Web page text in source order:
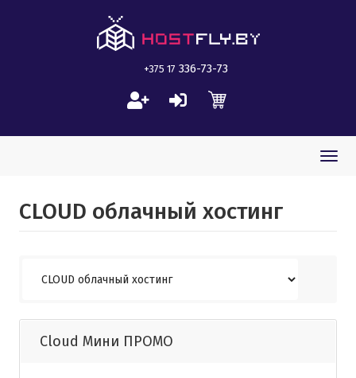
+375 17 336-73-73
CLOUD облачный хостинг
Cloud Мини ПРОМО